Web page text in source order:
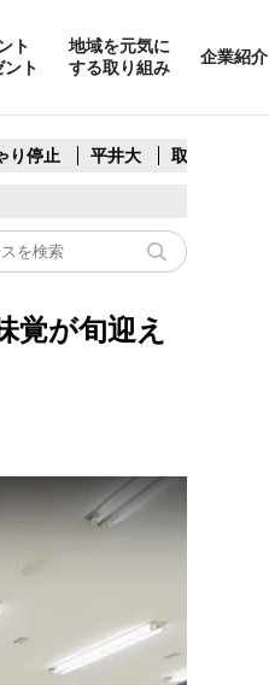
ト
ント
地域を元気に
する取り組み
企業紹介
り停止 平井大 取水制限
が旬迎え